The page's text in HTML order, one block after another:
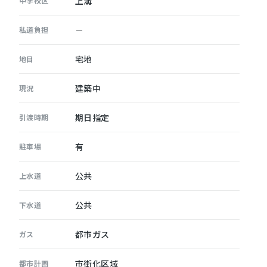
私道負担 －
地目 宅地
現況 建築中
引渡時期 期日指定
駐車場 有
上水道 公共
下水道 公共
ガス 都市ガス
都市計画 市街化区域